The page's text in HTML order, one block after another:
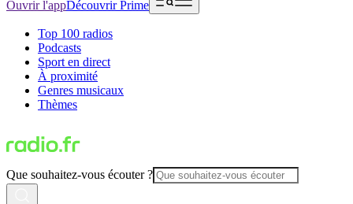
Ouvrir l'appDécouvrir Prime
Top 100 radios
Podcasts
Sport en direct
À proximité
Genres musicaux
Thèmes
Que souhaitez-vous écouter ?